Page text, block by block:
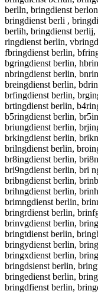
berlln, bringdienst
bringdienst berli ,
berlih, bringdienst
ringdienst berlin,
fbringdienst berlin,
bgringdienst berlin,
nbringdienst berlin,
breingdienst berlin,
brfingdienst berlin,
brtingdienst berlin,
b5ringdienst berlin,
briungdienst berlin,
brkingdienst berlin,
brilngdienst berlin,
br8ingdienst berlin,
bri9ngdienst berlin, bri
bribngdienst berlin,
brihngdienst berlin,
brimngdienst berlin,
bringrdienst berlin,
brinvgdienst berlin,
bringtdienst berlin,
bringydienst berlin,
bringxdienst berlin,
bringdsienst berlin,
bringedienst berlin,
bringdfienst berlin,